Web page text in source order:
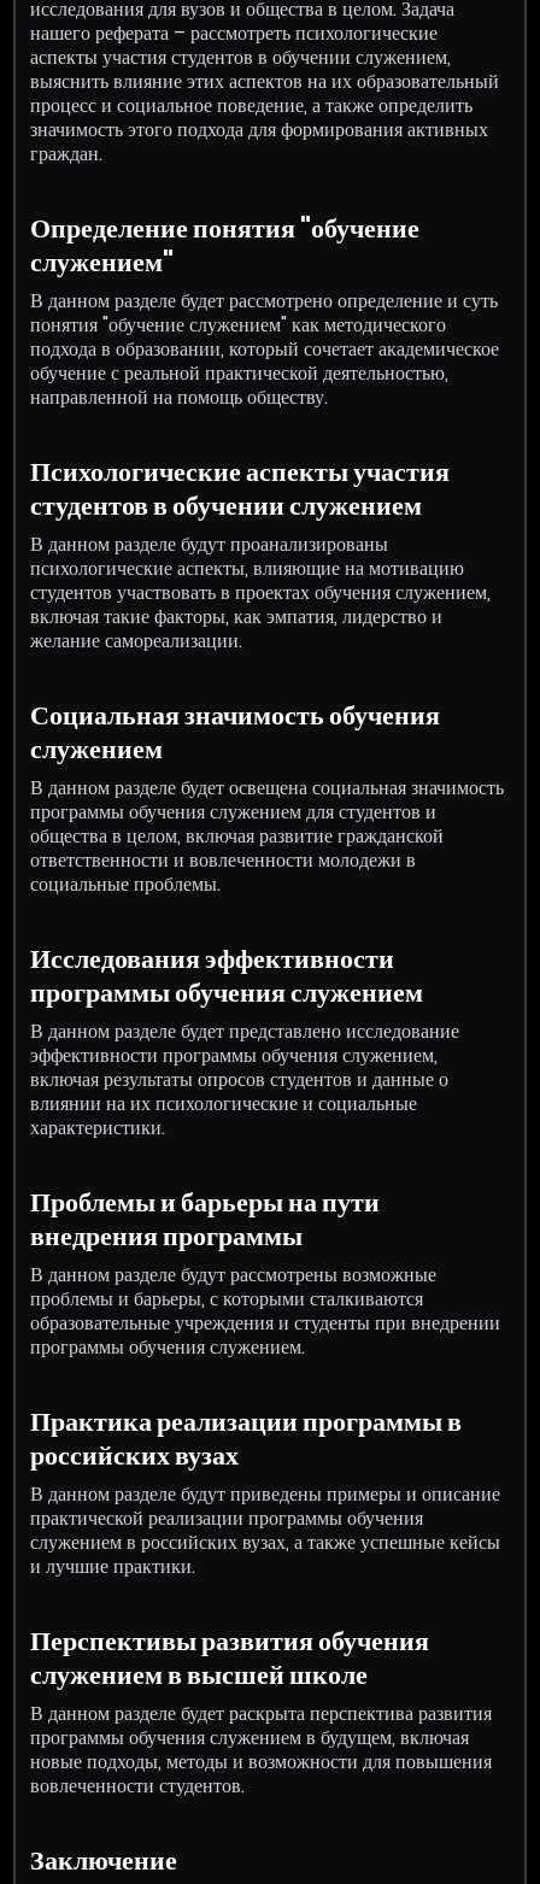
исследования для вузов и общества в целом. Задача
нашего реферата – рассмотреть психологические
аспекты участия студентов в обучении служением,
выяснить влияние этих аспектов на их образовательный
процесс и социальное поведение, а также определить
значимость этого подхода для формирования активных
граждан.
Определение понятия "обучение
служением"
В данном разделе будет рассмотрено определение и суть
понятия "обучение служением" как методического
подхода в образовании, который сочетает академическое
обучение с реальной практической деятельностью,
направленной на помощь обществу.
Психологические аспекты участия
студентов в обучении служением
В данном разделе будут проанализированы
психологические аспекты, влияющие на мотивацию
студентов участвовать в проектах обучения служением,
включая такие факторы, как эмпатия, лидерство и
желание самореализации.
Социальная значимость обучения
служением
В данном разделе будет освещена социальная значимость
программы обучения служением для студентов и
общества в целом, включая развитие гражданской
ответственности и вовлеченности молодежи в
социальные проблемы.
Исследования эффективности
программы обучения служением
В данном разделе будет представлено исследование
эффективности программы обучения служением,
включая результаты опросов студентов и данные о
влиянии на их психологические и социальные
характеристики.
Проблемы и барьеры на пути
внедрения программы
В данном разделе будут рассмотрены возможные
проблемы и барьеры, с которыми сталкиваются
образовательные учреждения и студенты при внедрении
программы обучения служением.
Практика реализации программы в
российских вузах
В данном разделе будут приведены примеры и описание
практической реализации программы обучения
служением в российских вузах, а также успешные кейсы
и лучшие практики.
Перспективы развития обучения
служением в высшей школе
В данном разделе будет раскрыта перспектива развития
программы обучения служением в будущем, включая
новые подходы, методы и возможности для повышения
вовлеченности студентов.
Заключение